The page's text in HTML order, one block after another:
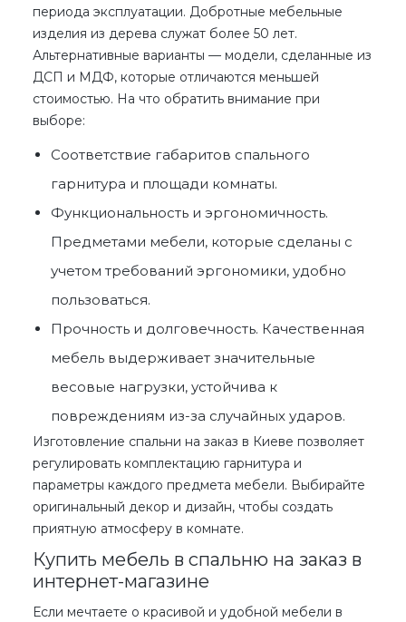
периода эксплуатации. Добротные мебельные
изделия из дерева служат более 50 лет.
Альтернативные варианты — модели, сделанные из
ДСП и МДФ, которые отличаются меньшей
стоимостью. На что обратить внимание при
выборе:
Соответствие габаритов спального
гарнитура и площади комнаты.
Функциональность и эргономичность.
Предметами мебели, которые сделаны с
учетом требований эргономики, удобно
пользоваться.
Прочность и долговечность. Качественная
мебель выдерживает значительные
весовые нагрузки, устойчива к
повреждениям из-за случайных ударов.
Изготовление спальни на заказ в Киеве позволяет
регулировать комплектацию гарнитура и
параметры каждого предмета мебели. Выбирайте
оригинальный декор и дизайн, чтобы создать
приятную атмосферу в комнате.
Купить мебель в спальню на заказ в
интернет-магазине
Если мечтаете о красивой и удобной мебели в